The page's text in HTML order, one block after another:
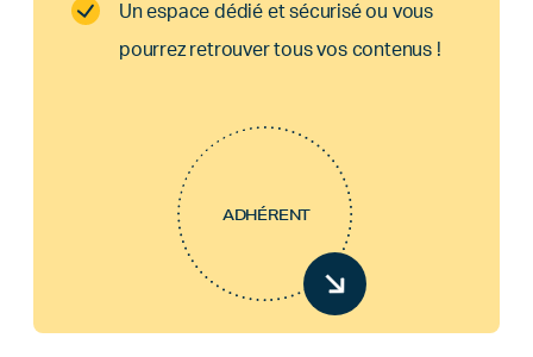
Un espace dédié et sécurisé ou vous
pourrez retrouver tous vos contenus !
ADHÉRENT